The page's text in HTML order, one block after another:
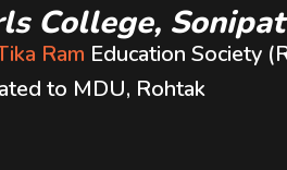
College, Sonipat
Ram Education Society
to MDU, Rohtak